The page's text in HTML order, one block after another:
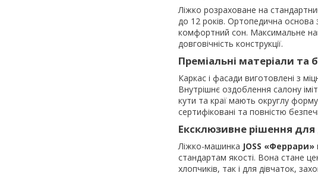
Ліжко розраховане на
до 12 років. Ортопедична основа
комфортний сон. Максимальне
довговічність конструкції.
Преміальні матеріали та
Каркас і фасади виготовлені з
Внутрішнє оздоблення салону
кути та краї мають округлу
сертифіковані та повністю
Ексклюзивне рішення
Ліжко-машинка JOSS «Феррари»
стандартам якості. Вона стане
хлопчиків, так і для дівчаток,